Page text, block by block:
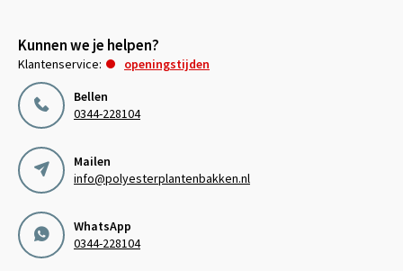
Kunnen we je helpen?
Klantenservice:
openingstijden
Bellen
0344-228104
Mailen
info@polyesterplantenbakken.nl
WhatsApp
0344-228104